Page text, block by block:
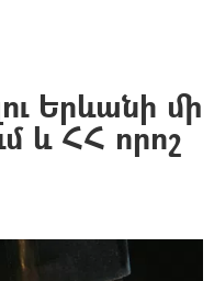
Երևանի մի
և ՀՀ որոշ